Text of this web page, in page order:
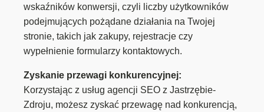
wskaźników konwersji, czyli liczby użytkowników
podejmujących pożądane działania na Twojej
stronie, takich jak zakupy, rejestracje czy
wypełnienie formularzy kontaktowych.
Zyskanie przewagi konkurencyjnej:
Korzystając z usług agencji SEO z Jastrzębie-
Zdroju, możesz zyskać przewagę nad konkurencją,